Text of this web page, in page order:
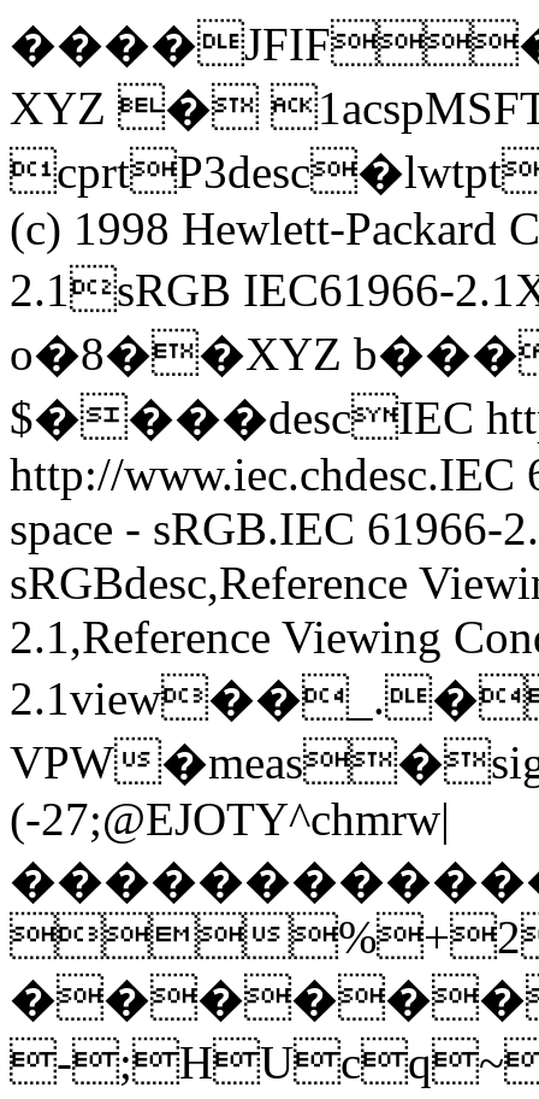
����JFIF��
XYZ �
(c) 1998 Hewlett-Packard
2.1sRGB IEC61966-
o�8��XYZ
$����descIEC
http://
space - sRGB.IEC 61966-
sRGBdesc,Reference
2.1,Reference Viewing
VPW
(-27;@EJOTY^chmrw|

-